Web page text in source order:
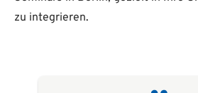
zu integrieren.